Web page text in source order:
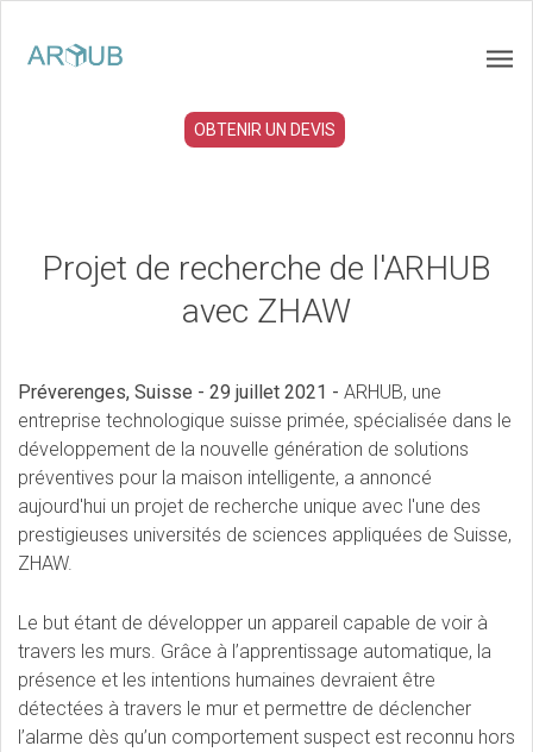
OBTENIR UN DEVIS
Projet de recherche de l'ARHUB
avec ZHAW
Préverenges, Suisse - 29 juillet 2021 - ARHUB, une
entreprise technologique suisse primée, spécialisée dans le
développement de la nouvelle génération de solutions
préventives pour la maison intelligente, a annoncé
aujourd'hui un projet de recherche unique avec l'une des
prestigieuses universités de sciences appliquées de Suisse,
ZHAW.
Le but étant de développer un appareil capable de voir à
travers les murs. Grâce à l’apprentissage automatique, la
présence et les intentions humaines devraient être
détectées à travers le mur et permettre de déclencher
l’alarme dès qu’un comportement suspect est reconnu hors